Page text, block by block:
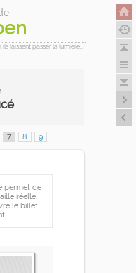
laissent passer la lumière...
7 8 9
permet de
réelle.
le billet